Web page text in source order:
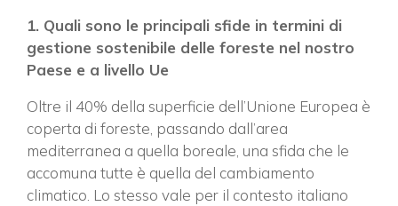
1. Quali sono le principali sfide in termini di
gestione sostenibile delle foreste nel nostro
Paese e a livello Ue
Oltre il 40% della superficie dell’Unione Europea è
coperta di foreste, passando dall’area
mediterranea a quella boreale, una sfida che le
accomuna tutte è quella del cambiamento
climatico. Lo stesso vale per il contesto italiano